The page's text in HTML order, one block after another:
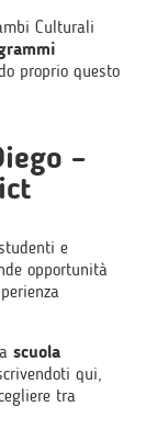
Culturali
proprio questo
–
e
opportunità
scuola
qui,
tra